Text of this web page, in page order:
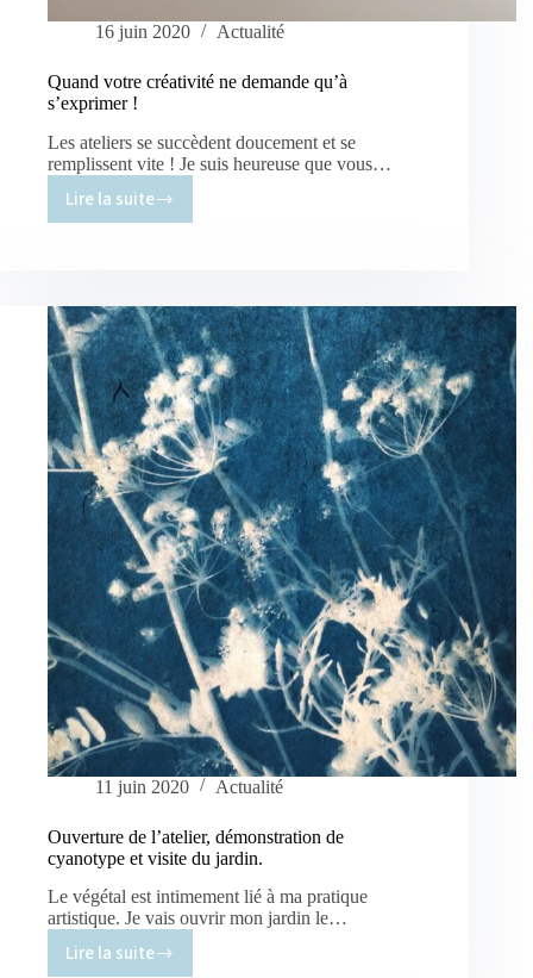
16 juin 2020 Actualité
Quand votre créativité ne demande qu’à
s’exprimer !
Les ateliers se succèdent doucement et se
remplissent vite ! Je suis heureuse que vous…
Lire la suite
Quand
demande
qu’à
s’exprimer
!
11 juin 2020 Actualité
Ouverture de l’atelier, démonstration de
cyanotype et visite du jardin.
Le végétal est intimement lié à ma pratique
artistique. Je vais ouvrir mon jardin le…
Lire la suite
Ouverture